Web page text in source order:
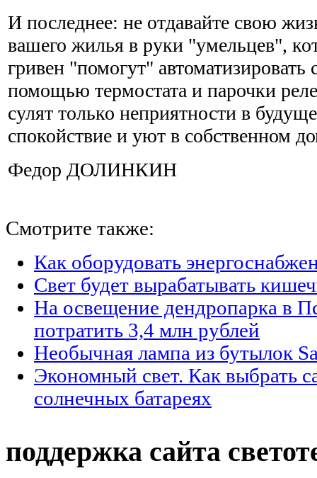
И последнее: не отдавайте свою
вашего жилья в руки "умельцев",
гривен "помогут"
помощью термостата и парочки
сулят только неприятности в
спокойствие и уют в собственном
Федор ДОЛИНКИН
Смотрите также:
Как оборудовать
Свет будет вырабатывать
На освещение дендропарка в
потратить 3,4 млн рублей
Необычная лампа из бутылок
Экономный свет. Как выбрать
солнечных батареях
поддержка сайта